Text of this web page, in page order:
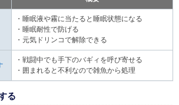
・睡眠液や霧に当たると睡眠状態になる
・睡眠耐性で防げる
・元気ドリンコで解除できる
・戦闘中でも手下のバギィを呼び寄せる
・囲まれると不利なので雑魚から処理
る